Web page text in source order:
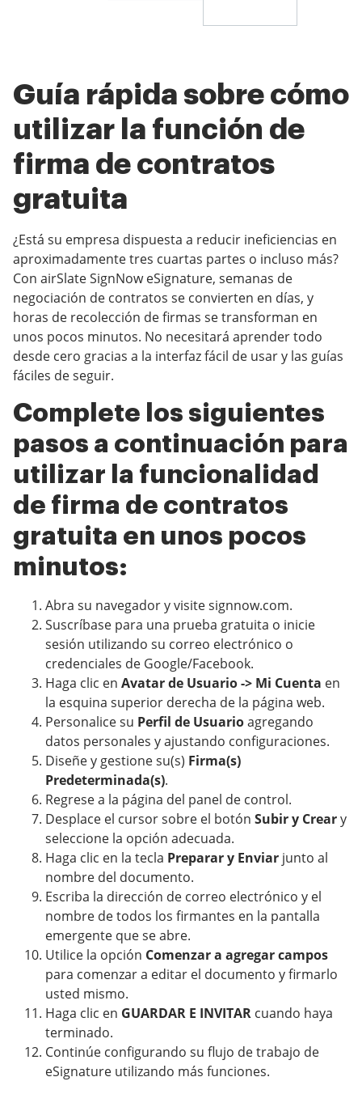
Guía rápida sobre cómo
utilizar la función de
firma de contratos
gratuita
¿Está su empresa dispuesta a reducir ineficiencias en
aproximadamente tres cuartas partes o incluso más?
Con airSlate SignNow eSignature, semanas de
negociación de contratos se convierten en días, y
horas de recolección de firmas se transforman en
unos pocos minutos. No necesitará aprender todo
desde cero gracias a la interfaz fácil de usar y las guías
fáciles de seguir.
Complete los siguientes
pasos a continuación para
utilizar la funcionalidad
de firma de contratos
gratuita en unos pocos
minutos:
Abra su navegador y visite signnow.com.
Suscríbase para una prueba gratuita o inicie
sesión utilizando su correo electrónico o
credenciales de Google/Facebook.
Haga clic en Avatar de Usuario -> Mi Cuenta en
la esquina superior derecha de la página web.
Personalice su Perfil de Usuarioagregando
datos personales y ajustando configuraciones.
Diseñe y gestione su(s) Firma(s)
Predeterminada(s).
Regrese a la página del panel de control.
Desplace el cursor sobre el botón Subir y Creary
seleccione la opción adecuada.
Haga clic en la tecla Preparar y Enviar junto al
nombre del documento.
Escriba la dirección de correo electrónico y el
nombre de todos los firmantes en la pantalla
emergente que se abre.
Utilice la opción Comenzar a agregar campos
para comenzar a editar el documento y firmarlo
usted mismo.
Haga clic en GUARDAR E INVITAR cuando haya
terminado.
Continúe configurando su flujo de trabajo de
eSignature utilizando más funciones.